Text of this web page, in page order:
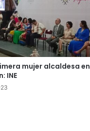
mujer alcaldesa en
INE